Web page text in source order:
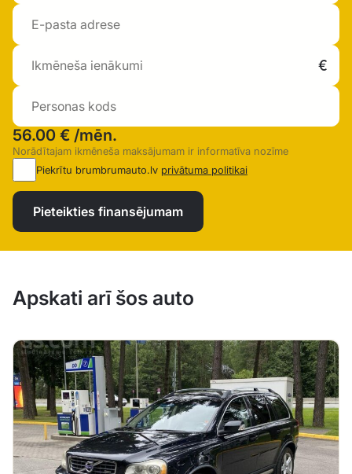
56.00 € /mēn.
Norādītajam ikmēneša maksājumam ir informatīva nozīme
Piekrītu brumbrumauto.lv privātuma politikai
Pieteikties finansējumam
Apskati arī šos auto